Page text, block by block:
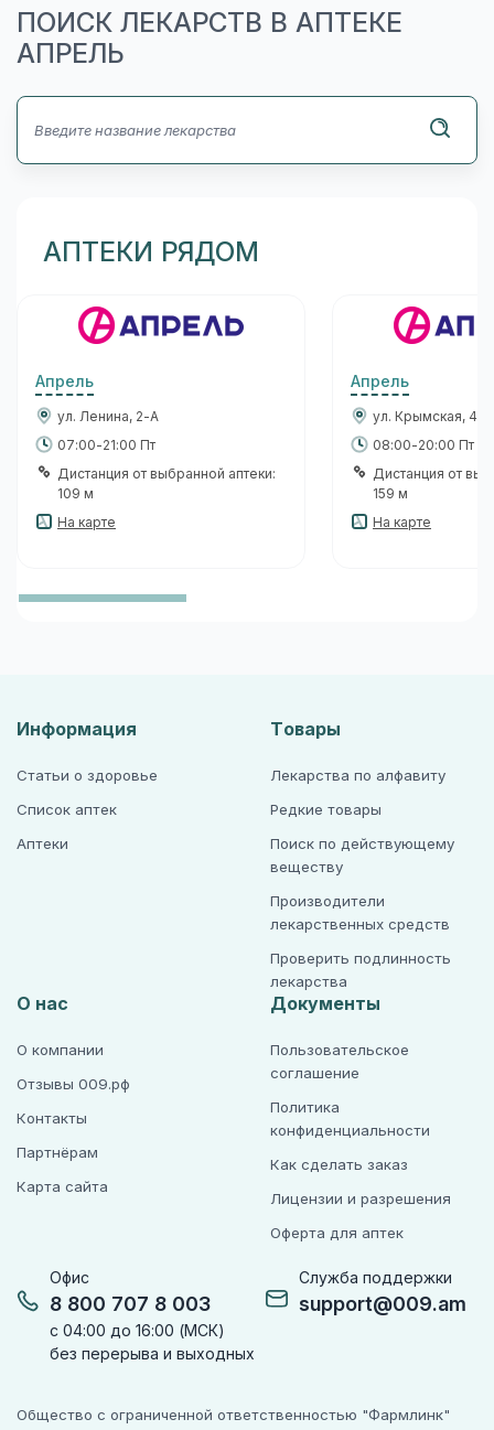
ПОИСК ЛЕКАРСТВ В АПТЕКЕ
АПРЕЛЬ
АПТЕКИ РЯДОМ
Апрель
ул. Ленина, 2-А
07:00-21:00 Пт
Дистанция от выбранной аптеки:
109 м
На карте
Апрель
ул. Крымская, 45
08:00-20:00 Пт
Дистанция от
159 м
На карте
Офис
8 800 707 8 003
с 04:00 до 16:00 (МСК)
без перерыва и выходных
Служба поддержки
support@009.am
Информация
Статьи о здоровье
Список аптек
Аптеки
Товары
Лекарства по алфавиту
Редкие товары
Поиск по действующему
веществу
Производители
лекарственных средств
Проверить подлинность
лекарства
О нас
О компании
Отзывы 009.рф
Контакты
Партнёрам
Карта сайта
Документы
Пользовательское
соглашение
Политика
конфиденциальности
Как сделать заказ
Лицензии и разрешения
Оферта для аптек
Общество с ограниченной ответственностью "Фармлинк"